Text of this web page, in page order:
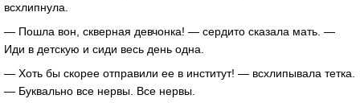
всхлипнула.
— Пошла вон, скверная девчонка! — сердито сказала мать. —
Иди в детскую и сиди весь день одна.
— Хоть бы скорее отправили ее в институт! — всхлипывала тетка.
— Буквально все нервы. Все нервы.